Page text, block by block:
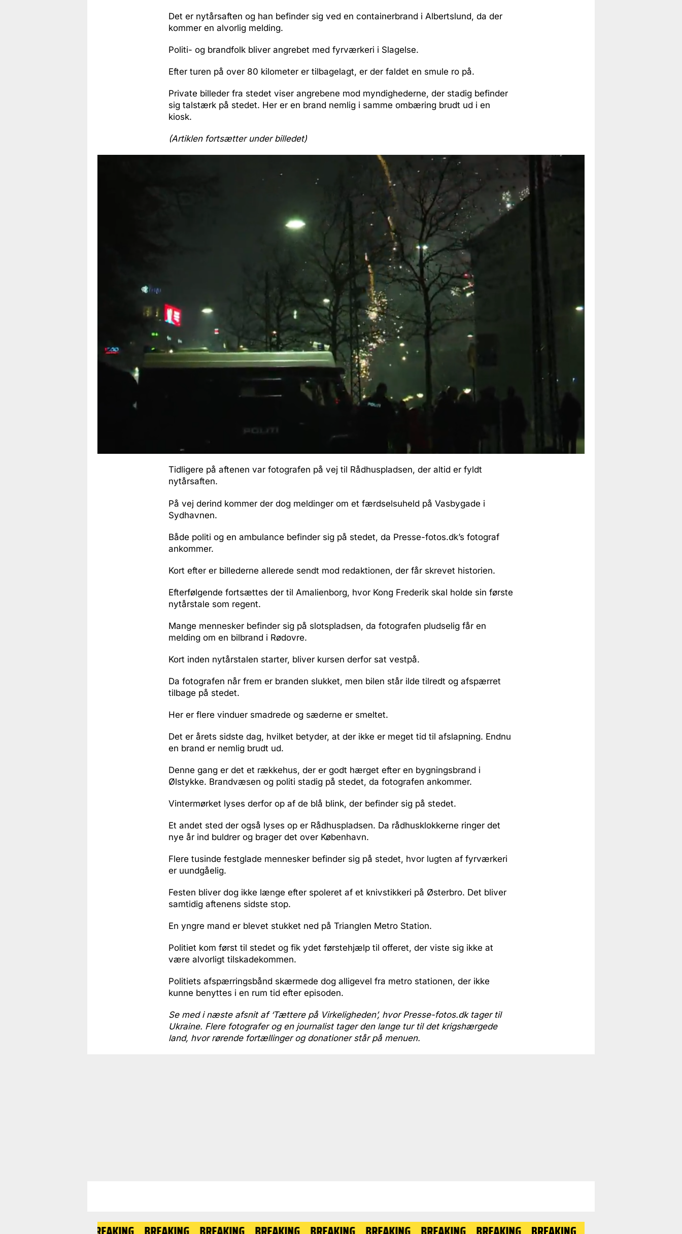
Det er nytårsaften og han befinder sig ved en containerbrand i Albertslund, da der
kommer en alvorlig melding.
Politi- og brandfolk bliver angrebet med fyrværkeri i Slagelse.
Efter turen på over 80 kilometer er tilbagelagt, er der faldet en smule ro på.
Private billeder fra stedet viser angrebene mod myndighederne, der stadig befinder
sig talstærk på stedet. Her er en brand nemlig i samme ombæring brudt ud i en
kiosk.
(Artiklen fortsætter under billedet)
Tidligere på aftenen var fotografen på vej til Rådhuspladsen, der altid er fyldt
nytårsaften.
På vej derind kommer der dog meldinger om et færdselsuheld på Vasbygade i
Sydhavnen.
Både politi og en ambulance befinder sig på stedet, da Presse-fotos.dk’s fotograf
ankommer.
Kort efter er billederne allerede sendt mod redaktionen, der får skrevet historien.
Efterfølgende fortsættes der til Amalienborg, hvor Kong Frederik skal holde sin første
nytårstale som regent.
Mange mennesker befinder sig på slotspladsen, da fotografen pludselig får en
melding om en bilbrand i Rødovre.
Kort inden nytårstalen starter, bliver kursen derfor sat vestpå.
Da fotografen når frem er branden slukket, men bilen står ilde tilredt og afspærret
tilbage på stedet.
Her er flere vinduer smadrede og sæderne er smeltet.
Det er årets sidste dag, hvilket betyder, at der ikke er meget tid til afslapning. Endnu
en brand er nemlig brudt ud.
Denne gang er det et rækkehus, der er godt hærget efter en bygningsbrand i
Ølstykke. Brandvæsen og politi stadig på stedet, da fotografen ankommer.
Vintermørket lyses derfor op af de blå blink, der befinder sig på stedet.
Et andet sted der også lyses op er Rådhuspladsen. Da rådhusklokkerne ringer det
nye år ind buldrer og brager det over København.
Flere tusinde festglade mennesker befinder sig på stedet, hvor lugten af fyrværkeri
er uundgåelig.
Festen bliver dog ikke længe efter spoleret af et knivstikkeri på Østerbro. Det bliver
samtidig aftenens sidste stop.
En yngre mand er blevet stukket ned på Trianglen Metro Station.
Politiet kom først til stedet og fik ydet førstehjælp til offeret, der viste sig ikke at
være alvorligt tilskadekommen.
Politiets afspærringsbånd skærmede dog alligevel fra metro stationen, der ikke
kunne benyttes i en rum tid efter episoden.
Se med i næste afsnit af ‘Tættere på Virkeligheden’, hvor Presse-fotos.dk tager til
Ukraine. Flere fotografer og en journalist tager den lange tur til det krigshærgede
land, hvor rørende fortællinger og donationer står på menuen.